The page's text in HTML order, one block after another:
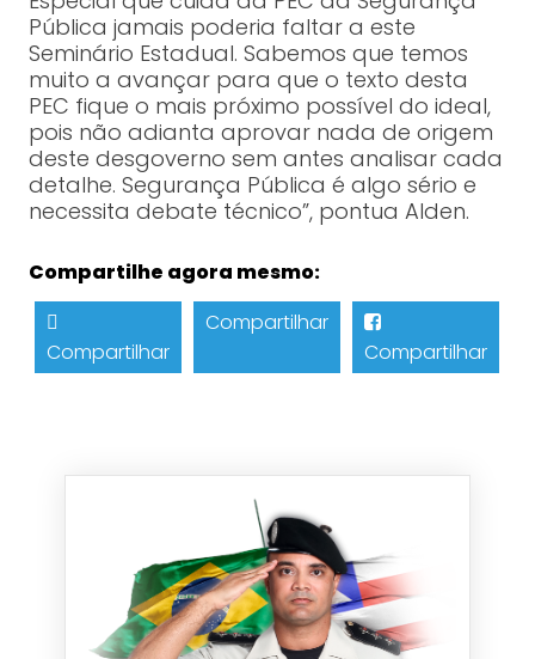
Pública jamais poderia faltar a este
Seminário Estadual. Sabemos que temos
muito a avançar para que o texto desta
PEC fique o mais próximo possível do ideal,
pois não adianta aprovar nada de origem
deste desgoverno sem antes analisar cada
detalhe. Segurança Pública é algo sério e
necessita debate técnico”, pontua Alden.
Compartilhe agora mesmo:
Compartilhar
Compartilhar
Compartilhar